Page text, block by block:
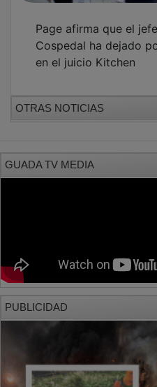
Page afirma que el
Cospedal ha dejado
en el juicio Kitchen
OTRAS NOTICIAS
GUADA TV MEDIA
PUBLICIDAD